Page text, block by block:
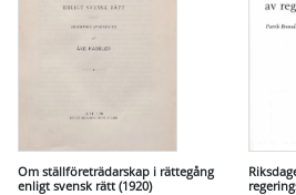
Om ställföreträdarskap i rättegång
enligt svensk rätt (1920)